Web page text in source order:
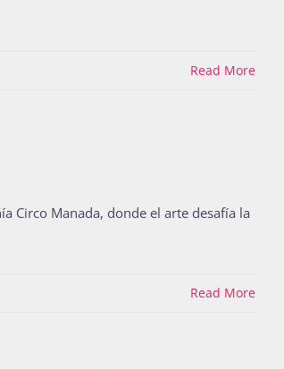
Read More
Circo Manada, donde el arte desafía la
Read More